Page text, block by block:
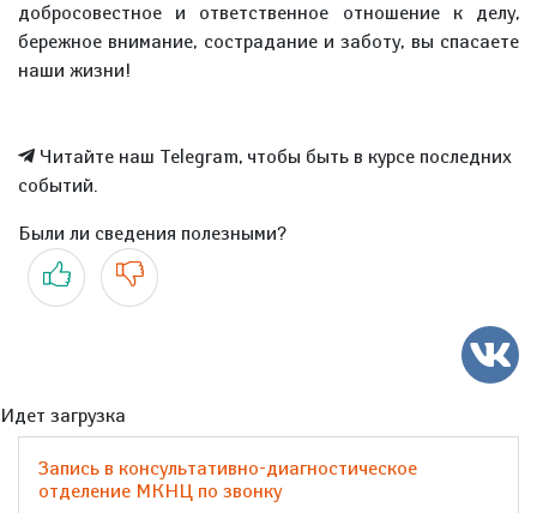
добросовестное и ответственное отношение к делу,
бережное внимание, сострадание и заботу, вы спасаете
наши жизни!
Читайте наш Telegram, чтобы быть в курсе последних
событий.
Были ли сведения полезными?
Да Нет
Идет загрузка
Запись в консультативно-диагностическое
отделение МКНЦ по звонку